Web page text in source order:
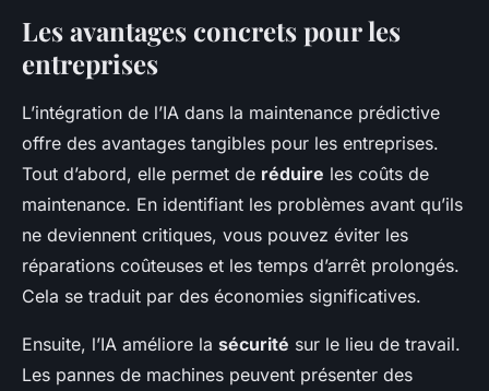
Les avantages concrets pour les
entreprises
L’intégration de l’IA dans la maintenance prédictive
offre des avantages tangibles pour les entreprises.
Tout d’abord, elle permet de réduire les coûts de
maintenance. En identifiant les problèmes avant qu’ils
ne deviennent critiques, vous pouvez éviter les
réparations coûteuses et les temps d’arrêt prolongés.
Cela se traduit par des économies significatives.
Ensuite, l’IA améliore la sécurité sur le lieu de travail.
Les pannes de machines peuvent présenter des